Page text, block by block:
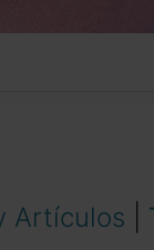
Artículos